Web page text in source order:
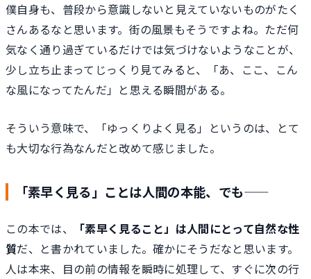
僕自身も、普段から意識しないと見えていないものがたく
さんあるなと思います。街の風景もそうですよね。ただ何
気なく通り過ぎているだけでは気づけないようなことが、
少し立ち止まってじっくり見てみると、「あ、ここ、こん
な風になってたんだ」と思える瞬間がある。
そういう意味で、「ゆっくりよく見る」というのは、とて
も大切な行為なんだと改めて感じました。
「素早く見る」ことは人間の本能、でも――
この本では、
「素早く見ること」は人間にとって自然な性
質だ、と書かれていました。確かにそうだなと思います。
人は本来、目の前の情報を瞬時に処理して、すぐに次の行